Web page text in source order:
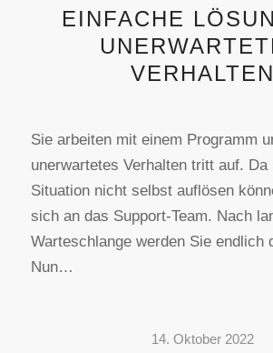
EINFACHE
VERHALTEN
Sie arbeiten mit einem Programm
unerwartetes Verhalten tritt auf. Da
Situation nicht selbst auflösen
sich an das Support-Team. Nach
Warteschlange werden Sie endlich
Nun…
14. Oktober 2022